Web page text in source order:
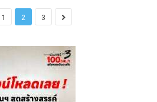
1 2 3